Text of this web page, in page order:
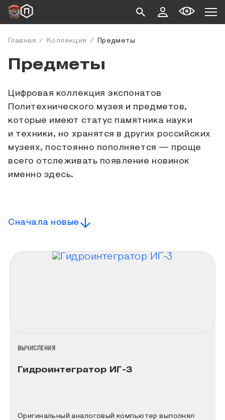
Главная Коллекция Предметы
Предметы
Цифровая коллекция экспонатов
Политехнического музея и предметов,
которые имеют статус памятника науки
и техники, но хранятся в других российских
музеях, постоянно пополняется — проще
всего отслеживать появление новинок
именно здесь.
Сначала новые
НАЗВАНИЕ КОЛЛЕКЦИИ
ВЫЧИСЛЕНИЯ
Гидроинтегратор ИГ-3
Оригинальный аналоговый компьютер выполнял